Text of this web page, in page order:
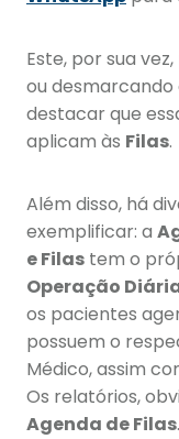
Este, por sua
ou
destacar que
aplicam às Filas.
Além disso, há
exemplificar: a
e Filas tem o
Operação
os pacientes
possuem o
Médico, assim
Os relatórios,
Agenda de Filas.